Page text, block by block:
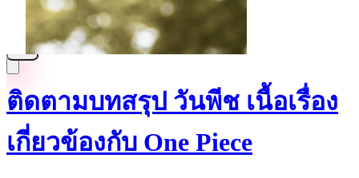
ติดตามบทสรุป วันพีช เนื้อเรื่อง
เกี่ยวข้องกับ One Piece